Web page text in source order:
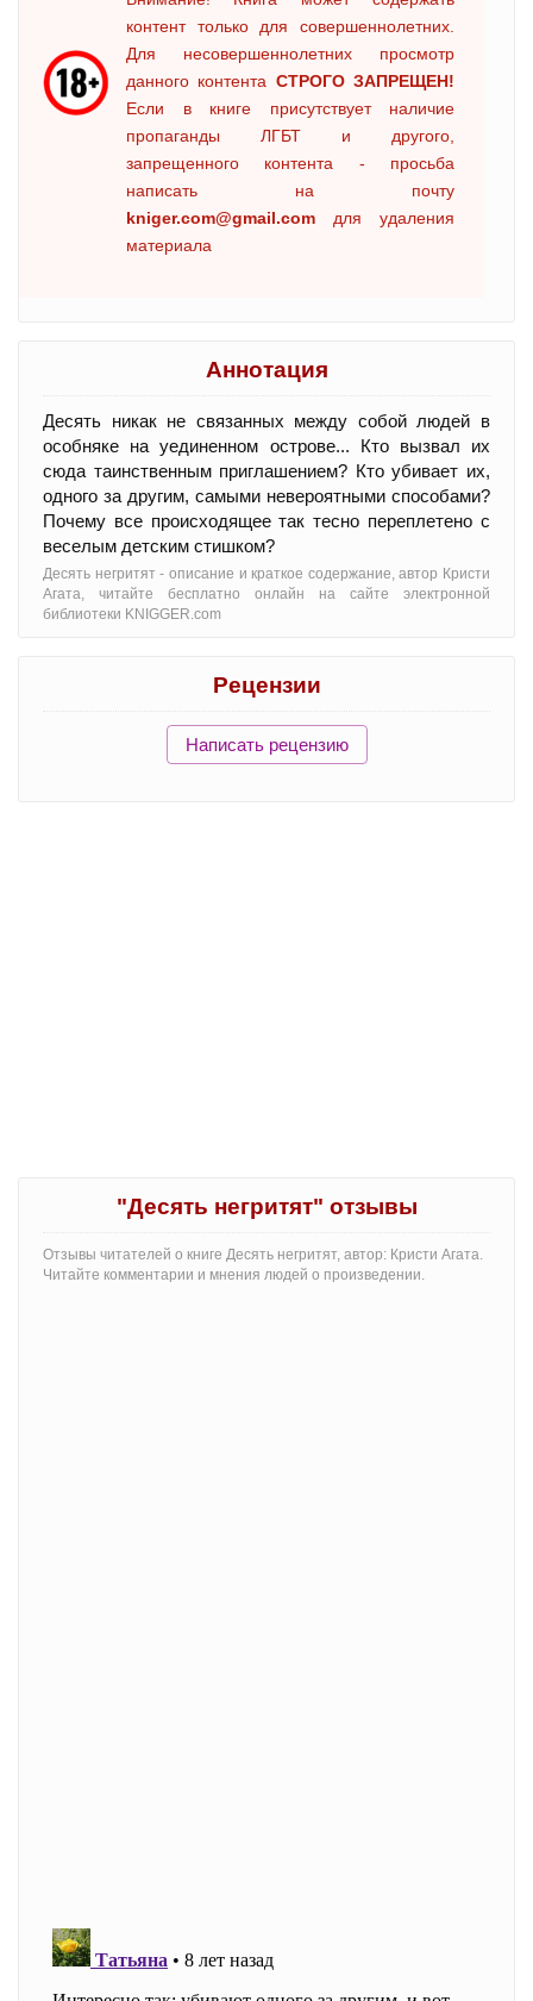
контент только для совершеннолетних.
Для несовершеннолетних просмотр
данного контента СТРОГО ЗАПРЕЩЕН!
Если в книге присутствует наличие
пропаганды ЛГБТ и другого,
запрещенного контента - просьба
написать на почту
kniger.com@gmail.com для удаления
материала
Аннотация
Десять никак не связанных между собой людей в
особняке на уединенном острове... Кто вызвал их
сюда таинственным приглашением? Кто убивает их,
одного за другим, самыми невероятными способами?
Почему все происходящее так тесно переплетено с
веселым детским стишком?
Десять негритят - oписание и краткое содержание, автор Кристи
Агата, читайте бесплатно онлайн на сайте электронной
библиотеки KNIGGER.com
Рецензии
Написать рецензию
"Десять негритят" отзывы
Отзывы читателей о книге Десять негритят, автор: Кристи Агата.
Читайте комментарии и мнения людей о произведении.